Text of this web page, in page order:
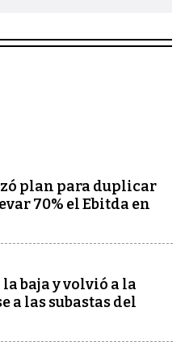
plan para duplicar
70% el Ebitda en
baja y volvió a la
a las subastas del